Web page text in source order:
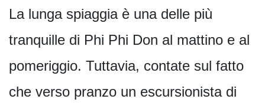
La lunga spiaggia è una delle più
tranquille di Phi Phi Don al mattino e al
pomeriggio. Tuttavia, contate sul fatto
che verso pranzo un escursionista di